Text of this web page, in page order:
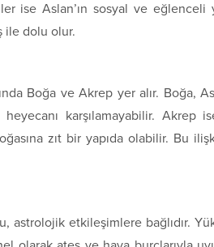
ise Aslan’ın sosyal ve eğlenceli
ile dolu olur.
Boğa ve Akrep yer alır. Boğa,
heyecanı karşılamayabilir. Akrep
zıt bir yapıda olabilir. Bu
astrolojik etkileşimlere bağlıdır.